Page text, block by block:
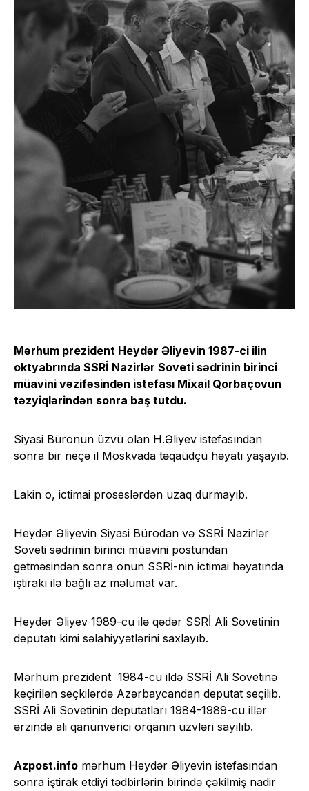
Mərhum prezident Heydər Əliyevin 1987-ci ilin
oktyabrında SSRİ Nazirlər Soveti sədrinin birinci
müavini vəzifəsindən istefası Mixail Qorbaçovun
təzyiqlərindən sonra baş tutdu.
Siyasi Büronun üzvü olan H.Əliyev istefasından
sonra bir neçə il Moskvada təqaüdçü həyatı yaşayıb.
Lakin o, ictimai proseslərdən uzaq durmayıb.
Heydər Əliyevin Siyasi Bürodan və SSRİ Nazirlər
Soveti sədrinin birinci müavini postundan
getməsindən sonra onun SSRİ-nin ictimai həyatında
iştirakı ilə bağlı az məlumat var.
Heydər Əliyev 1989-cu ilə qədər SSRİ Ali Sovetinin
deputatı kimi səlahiyyətlərini saxlayıb.
Mərhum prezident 1984-cu ildə SSRİ Ali Sovetinə
keçirilən seçkilərdə Azərbaycandan deputat seçilib.
SSRİ Ali Sovetinin deputatları 1984-1989-cu illər
ərzində ali qanunverici orqanın üzvləri sayılıb.
Azpost.info mərhum Heydər Əliyevin istefasından
sonra iştirak etdiyi tədbirlərin birində çəkilmiş nadir